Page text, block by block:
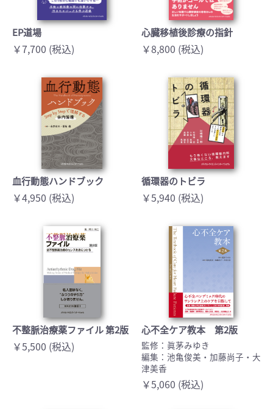
EP道場
￥7,700 (税込)
心臓移植後診療の指針
￥8,800 (税込)
血行動態ハンドブック
￥4,950 (税込)
循環器のトビラ
￥5,940 (税込)
不整脈治療薬ファイル 第2版
￥5,500 (税込)
心不全ケア教本 第2版
監修：眞茅みゆき
編集：池亀俊美・加藤尚子・大
津美香
￥5,060 (税込)